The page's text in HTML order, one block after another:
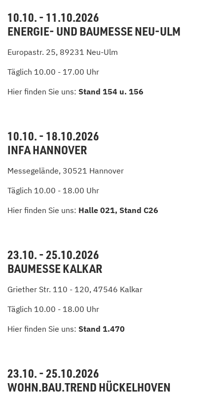
10.10. - 11.10.2026
ENERGIE- UND BAUMESSE NEU-ULM
Europastr. 25, 89231 Neu-Ulm
Täglich 10.00 - 17.00 Uhr
Hier finden Sie uns: Stand 154 u. 156
10.10. - 18.10.2026
INFA HANNOVER
Messegelände, 30521 Hannover
Täglich 10.00 - 18.00 Uhr
Hier finden Sie uns: Halle 021, Stand C26
23.10. - 25.10.2026
BAUMESSE KALKAR
Griether Str. 110 - 120, 47546 Kalkar
Täglich 10.00 - 18.00 Uhr
Hier finden Sie uns: Stand 1.470
23.10. - 25.10.2026
WOHN.BAU.TREND HÜCKELHOVEN